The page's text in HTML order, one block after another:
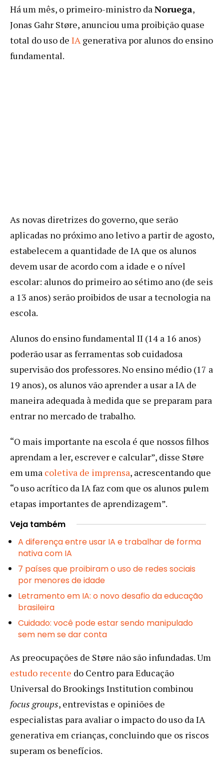
Há um mês, o primeiro-ministro daNoruega,
Jonas Gahr Støre, anunciou uma proibição quase
total do uso de IAgenerativa por alunos do ensino
fundamental.
As novas diretrizes do governo, que serão
aplicadas no próximo ano letivo a partir de agosto,
estabelecem a quantidade de IA que os alunos
devem usar de acordo com a idade e o nível
escolar: alunos do primeiro ao sétimo ano (de seis
a 13 anos) serão proibidos de usar a tecnologia na
escola.
Alunos do ensino fundamental II (14 a 16 anos)
poderão usar as ferramentas sob cuidadosa
supervisão dos professores. No ensino médio (17 a
19 anos), os alunos vão aprender a usar a IA de
maneira adequada à medida que se preparam para
entrar no mercado de trabalho.
“O mais importante na escola é que nossos filhos
aprendam a ler, escrever e calcular”, disse Støre
em uma coletiva de imprensa, acrescentando que
“o uso acrítico da IA faz com que os alunos pulem
etapas importantes de aprendizagem”.
Veja também
A diferença entre usar IA e trabalhar de forma
nativa com IA
7 países que proibiram o uso de redes sociais
por menores de idade
Letramento em IA: o novo desafio da educação
brasileira
Cuidado: você pode estar sendo manipulado
sem nem se dar conta
As preocupações de Støre não são infundadas. Um
estudo recente do Centro para Educação
Universal do Brookings Institution combinou
focus groups, entrevistas e opiniões de
especialistas para avaliar o impacto do uso da IA
generativa em crianças, concluindo que os riscos
superam os benefícios.